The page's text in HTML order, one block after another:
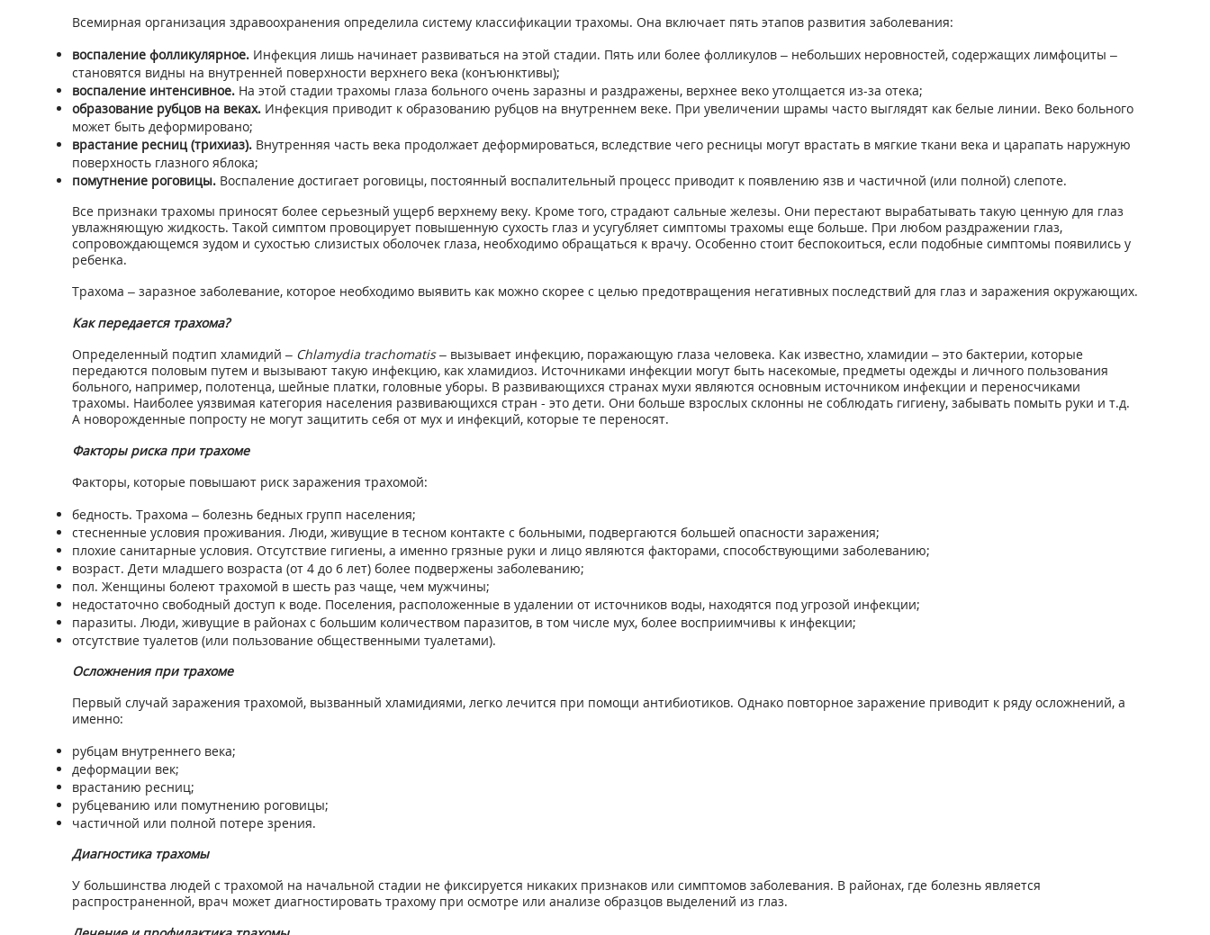
Всемирная организация здравоохранения определила систему классификации трахомы. Она включает пять этапов развития заболевания:
воспаление фолликулярное.Инфекция лишь начинает развиваться на этой стадии. Пять или более фолликулов – небольших неровностей, содержащих лимфоциты –
становятся видны на внутренней поверхности верхнего века (конъюнктивы);
воспаление интенсивное.На этой стадии трахомы глаза больного очень заразны и раздражены, верхнее веко утолщается из-за отека;
образование рубцов на веках.Инфекция приводит к образованию рубцов на внутреннем веке. При увеличении шрамы часто выглядят как белые линии. Веко больного
может быть деформировано;
врастание ресниц (трихиаз).Внутренняя часть века продолжает деформироваться, вследствие чего ресницы могут врастать в мягкие ткани века и царапать наружную
поверхность глазного яблока;
помутнение роговицы.Воспаление достигает роговицы, постоянный воспалительный процесс приводит к появлению язв и частичной (или полной) слепоте.
Все признаки трахомы приносят более серьезный ущерб верхнему веку. Кроме того, страдают сальные железы. Они перестают вырабатывать такую ценную для глаз
увлажняющую жидкость. Такой симптом провоцирует повышенную сухость глаз и усугубляет симптомы трахомы еще больше. При любом раздражении глаз,
сопровождающемся зудом и сухостью слизистых оболочек глаза, необходимо обращаться к врачу. Особенно стоит беспокоиться, если подобные симптомы появились у
ребенка.
Трахома – заразное заболевание, которое необходимо выявить как можно скорее с целью предотвращения негативных последствий для глаз и заражения окружающих.
Как передается трахома?
Определенный подтип хламидий – Chlamydia trachomatis– вызывает инфекцию, поражающую глаза человека. Как известно, хламидии – это бактерии, которые
передаются половым путем и вызывают такую инфекцию, как хламидиоз. Источниками инфекции могут быть насекомые, предметы одежды и личного пользования
больного, например, полотенца, шейные платки, головные уборы. В развивающихся странах мухи являются основным источником инфекции и переносчиками
трахомы. Наиболее уязвимая категория населения развивающихся стран - это дети. Они больше взрослых склонны не соблюдать гигиену, забывать помыть руки и т.д.
А новорожденные попросту не могут защитить себя от мух и инфекций, которые те переносят.
Факторы риска при трахоме
Факторы, которые повышают риск заражения трахомой:
бедность. Трахома – болезнь бедных групп населения;
стесненные условия проживания. Люди, живущие в тесном контакте с больными, подвергаются большей опасности заражения;
плохие санитарные условия. Отсутствие гигиены, а именно грязные руки и лицо являются факторами, способствующими заболеванию;
возраст. Дети младшего возраста (от 4 до 6 лет) более подвержены заболеванию;
пол. Женщины болеют трахомой в шесть раз чаще, чем мужчины;
недостаточно свободный доступ к воде. Поселения, расположенные в удалении от источников воды, находятся под угрозой инфекции;
паразиты. Люди, живущие в районах с большим количеством паразитов, в том числе мух, более восприимчивы к инфекции;
отсутствие туалетов (или пользование общественными туалетами).
Осложнения при трахоме
Первый случай заражения трахомой, вызванный хламидиями, легко лечится при помощи антибиотиков. Однако повторное заражение приводит к ряду осложнений, а
именно:
рубцам внутреннего века;
деформации век;
врастанию ресниц;
рубцеванию или помутнению роговицы;
частичной или полной потере зрения.
Диагностика трахомы
У большинства людей с трахомой на начальной стадии не фиксируется никаких признаков или симптомов заболевания. В районах, где болезнь является
распространенной, врач может диагностировать трахому при осмотре или анализе образцов выделений из глаз.